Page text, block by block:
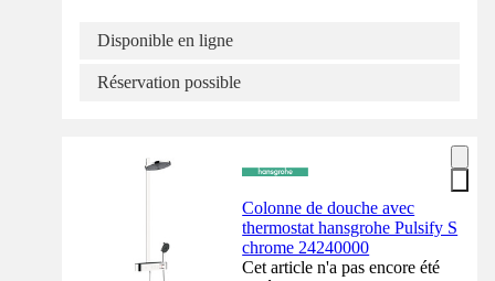
Disponible en ligne
Réservation possible
Colonne de douche avec
thermostat hansgrohe Pulsify S
chrome 24240000
Cet article n'a pas encore été